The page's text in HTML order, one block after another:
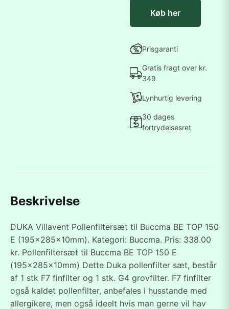
Køb her
Prisgaranti
Gratis fragt over kr.
349
Lynhurtig levering
30 dages
fortrydelsesret
Beskrivelse
DUKA Villavent Pollenfiltersæt til Buccma BE TOP 150
E (195x285x10mm). Kategori: Buccma. Pris: 338.00
kr. Pollenfiltersæt til Buccma BE TOP 150 E
(195x285x10mm) Dette Duka pollenfilter sæt, består
af 1 stk F7 finfilter og 1 stk. G4 grovfilter. F7 finfilter
også kaldet pollenfilter, anbefales i husstande med
allergikere, men også ideelt hvis man gerne vil hav